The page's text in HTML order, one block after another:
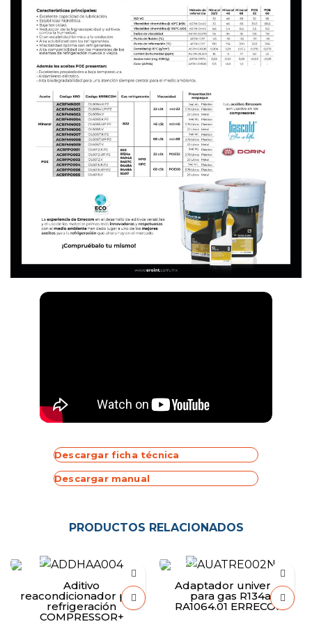
Descargar ficha técnica
Descargar manual
PRODUCTOS RELACIONADOS
Aditivo
reacondicionador para
refrigeración
COMPRESSOR+
Adaptador universal
para gas R134a
RA1064.01 ERRECOM